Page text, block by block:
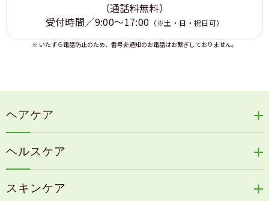
（通話料無料）
受付時間／9:00～17:00 （※土・日・祝日可）
※ いたずら電話防止のため、番号非通知のお電話はお繋ぎしておりません。
ヘアケア
冷感育毛エッセンス
ヘルスケア
スキンケア